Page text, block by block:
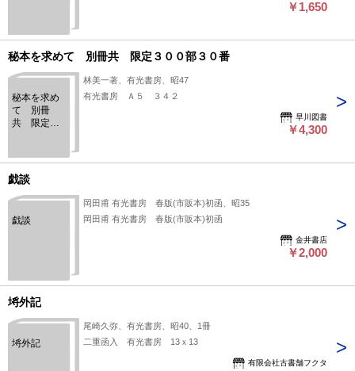
￥1,650
秘本を求めて 別冊共 限定３００部３０番
秘本を求め
て 別冊
共 限定３
林美一著、有光書房、昭47
有光書房 Ａ５ ３４２
早川図書
￥4,300
戯談
戯談
岡田甫 有光書房 春版(市販本)初函、昭35
岡田甫 有光書房 春版(市販本)初函
金井書店
￥2,000
埓外記
埓外記
尾崎久弥、有光書房、昭40、1冊
二重函入 有光書房 13ｘ13
有限会社古書舗フクタ